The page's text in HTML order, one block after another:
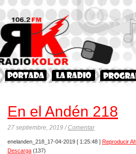
En el Andén 218
27 septiembre, 2019 /Comentar
enelanden_218_17-04-2019 [ 1:25:48 ] Reproducir
Descarga (137)